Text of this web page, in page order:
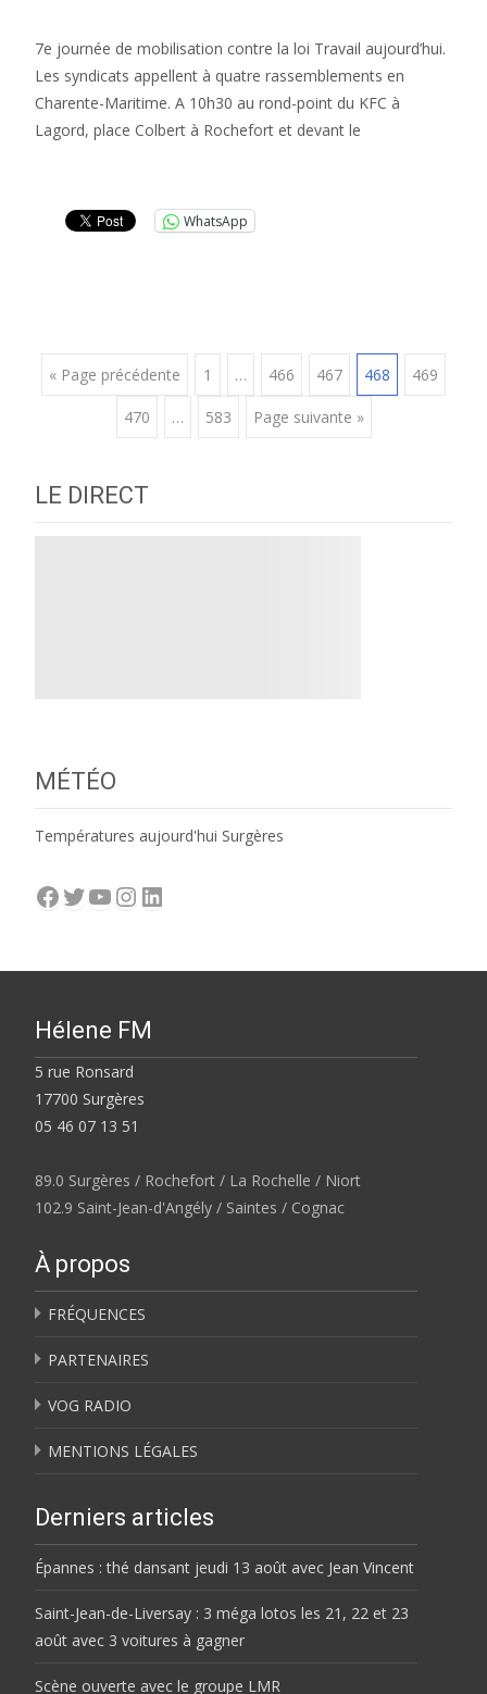
7e journée de mobilisation contre la loi Travail aujourd’hui.
Les syndicats appellent à quatre rassemblements en
Charente-Maritime. A 10h30 au rond-point du KFC à
Lagord, place Colbert à Rochefort et devant le
WhatsApp
Posts
navigation
« Page précédente 1 … 466 467 468 469
470 … 583 Page suivante »
LE DIRECT
MÉTÉO
Températures aujourd'hui Surgères
Facebook
Twitter
YouTube
Instagram
LinkedIn
Hélene FM
5 rue Ronsard
17700 Surgères
05 46 07 13 51
89.0 Surgères / Rochefort / La Rochelle / Niort
102.9 Saint-Jean-d'Angély / Saintes / Cognac
À propos
FRÉQUENCES
PARTENAIRES
VOG RADIO
MENTIONS LÉGALES
Derniers articles
Épannes : thé dansant jeudi 13 août avec Jean Vincent
Saint-Jean-de-Liversay : 3 méga lotos les 21, 22 et 23
août avec 3 voitures à gagner
Scène ouverte avec le groupe LMR